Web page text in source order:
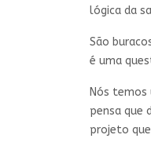
lógica da
São
é uma
Nós temos
pensa que
projeto